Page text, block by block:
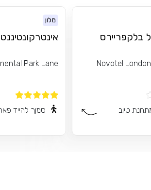
בלקפריירס
Novotel
מלון
Park Lane
סמןך להייד